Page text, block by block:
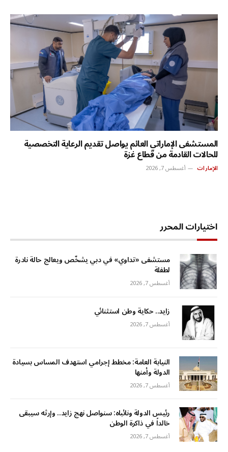
المستشفى الإماراتي العائم يواصل تقديم الرعاية التخصصية
للحالات القادمة من قطاع غزة
الإمارات أغسطس 7, 2026
اختيارات المحرر
مستشفى «تداوي» في دبي يشخّص ويعالج حالة نادرة
لطفلة
أغسطس 7, 2026
زايد.. حكاية وطن استثنائي
أغسطس 7, 2026
النيابة العامة: مخطط إجرامي استهدف المساس بسيادة
الدولة وأمنها
أغسطس 7, 2026
رئيس الدولة ونائباه: سنواصل نهج زايد.. وإرثه سيبقى
خالداً في ذاكرة الوطن
أغسطس 7, 2026